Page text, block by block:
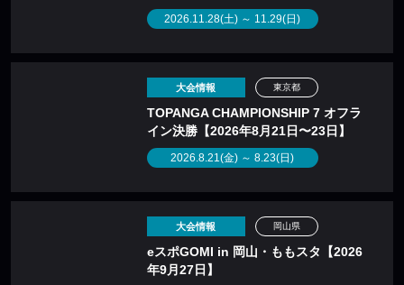
2026.11.28(土) ～ 11.29(日)
大会情報
TOPANGA CHAMPIONSHIP 7 オフラ
イン決勝【2026年8月21日〜23日】
2026.8.21(金) ～ 8.23(日)
東京都
大会情報
eスポGOMI in 岡山・ももスタ【2026
年9月27日】
岡山県